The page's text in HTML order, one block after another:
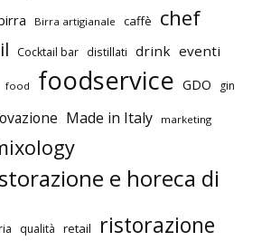
Birra artigianale caffè chef
Cocktail bar distillati drink eventi
food foodservice GDO gin
Made in Italy marketing
e horeca di
qualità retail ristorazione